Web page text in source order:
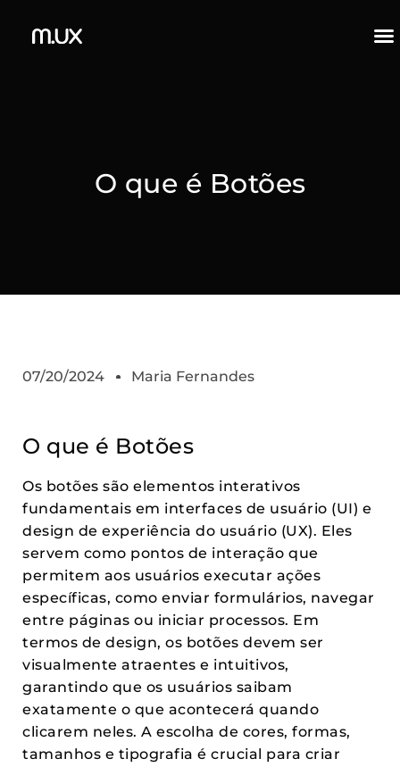
O que é Botões
07/20/2024 Maria Fernandes
O que é Botões
Os botões são elementos interativos
fundamentais em interfaces de usuário (UI) e
design de experiência do usuário (UX). Eles
servem como pontos de interação que
permitem aos usuários executar ações
específicas, como enviar formulários, navegar
entre páginas ou iniciar processos. Em
termos de design, os botões devem ser
visualmente atraentes e intuitivos,
garantindo que os usuários saibam
exatamente o que acontecerá quando
clicarem neles. A escolha de cores, formas,
tamanhos e tipografia é crucial para criar